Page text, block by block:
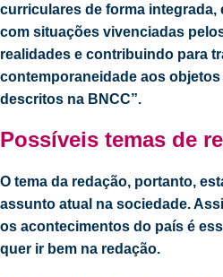
curriculares de forma
com situações vivenciadas
realidades e contribuindo para
contemporaneidade aos
descritos na BNCC”.
Possíveis temas de
O tema da redação, portanto,
assunto atual na sociedade.
os acontecimentos do país é
quer ir bem na redação.